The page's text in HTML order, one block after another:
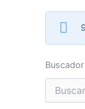
Buscar
por: